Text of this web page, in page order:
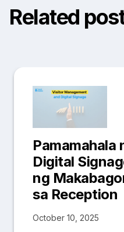
Related
Pamamahala
Digital
ng
sa Reception
October 10, 2025